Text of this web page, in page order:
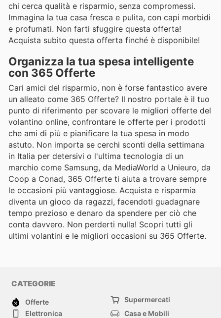
chi cerca qualità e risparmio, senza compromessi.
Immagina la tua casa fresca e pulita, con capi morbidi
e profumati. Non farti sfuggire questa offerta!
Acquista subito questa offerta finché è disponibile!
Organizza la tua spesa intelligente
con 365 Offerte
Cari amici del risparmio, non è forse fantastico avere
un alleato come 365 Offerte? Il nostro portale è il tuo
punto di riferimento per scovare le migliori offerte del
volantino online, confrontare le offerte per i prodotti
che ami di più e pianificare la tua spesa in modo
astuto. Non importa se cerchi sconti della settimana
in Italia per detersivi o l'ultima tecnologia di un
marchio come Samsung, da MediaWorld a Unieuro, da
Coop a Conad, 365 Offerte ti aiuta a trovare sempre
le occasioni più vantaggiose. Acquista e risparmia
diventa un gioco da ragazzi, facendoti guadagnare
tempo prezioso e denaro da spendere per ciò che
conta davvero. Non perderti nulla! Scopri tutti gli
ultimi volantini e le migliori occasioni su 365 Offerte.
CATEGORIE
Offerte
Supermercati
Elettronica
Casa e Mobili